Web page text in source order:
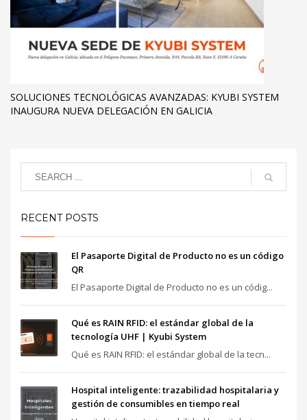
SOLUCIONES TECNOLÓGICAS AVANZADAS: KYUBI SYSTEM
INAUGURA NUEVA DELEGACIÓN EN GALICIA
RECENT POSTS
El Pasaporte Digital de Producto no es un código
QR
El Pasaporte Digital de Producto no es un códig...
Qué es RAIN RFID: el estándar global de la
tecnología UHF | Kyubi System
Qué es RAIN RFID: el estándar global de la tecn...
Hospital inteligente: trazabilidad hospitalaria y
gestión de consumibles en tiempo real